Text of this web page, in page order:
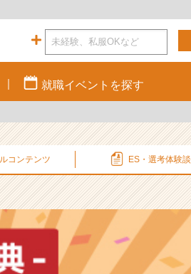
就職イベント を探す
コンテンツ ES・選考体験談